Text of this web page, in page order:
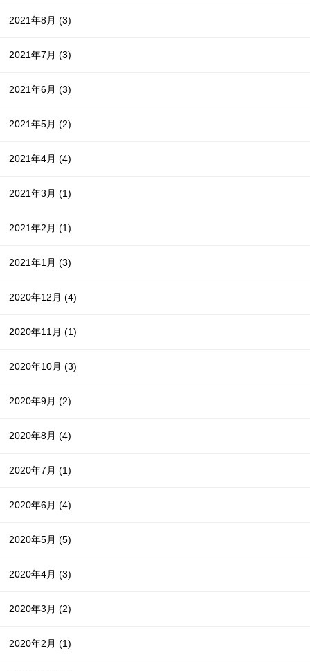
2021年8月(3)
2021年7月(3)
2021年6月(3)
2021年5月(2)
2021年4月(4)
2021年3月(1)
2021年2月(1)
2021年1月(3)
2020年12月(4)
2020年11月(1)
2020年10月(3)
2020年9月(2)
2020年8月(4)
2020年7月(1)
2020年6月(4)
2020年5月(5)
2020年4月(3)
2020年3月(2)
2020年2月(1)